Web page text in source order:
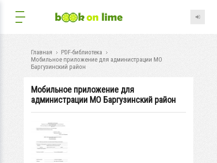
Главная
PDF-библиотека
Мобильное приложение для администрации МО
Баргузинский район
Мобильное приложение для
администрации МО Баргузинский район